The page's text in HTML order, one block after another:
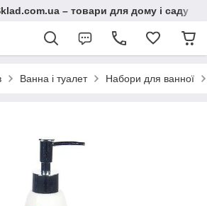
– товари для дому і саду
Ванна і туалет Набори для ванної